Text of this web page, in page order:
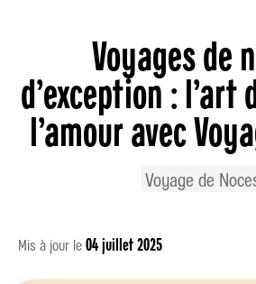
Voyages de noces
d’exception : l’art
l’amour avec
Voyage de
Mis à jour le 04 juillet 2025